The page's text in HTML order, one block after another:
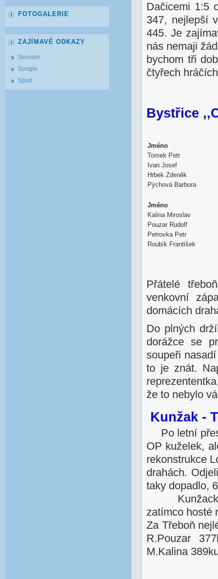
Dačicemi 1:5
347, nejlepší
445. Je
nás nemaji
bychom tři
čtyřech
Bystřice
Jméno
Tomek Petr
Ivan Josef
Hrbek Zdeněk
Pýchová Barbora
Jméno
Kalina Miroslav
Pouzar Rudolf
Petrovka Petr
Roubík František
Přátelé
venkovní
domácích
Do plných
dorážce se
soupeři
to je znát.
že to nebylo
Kunžak -
Po letní
OP kuželek,
rekonstrukce
drahách.
taky dopadlo,
zatímco hosté
Za Třeboň
R.Pouzar
M.Kalina
FOTOGALERIE
ZAJÍMAVÉ ODKAZY
Seznam
Google
Sport